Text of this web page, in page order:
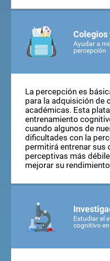
Colegios
La percepción es
para la adquisición de
académicas. Esta
entrenamiento
cuando algunos de
dificultades con la
permitirá entrenar sus
perceptivas más